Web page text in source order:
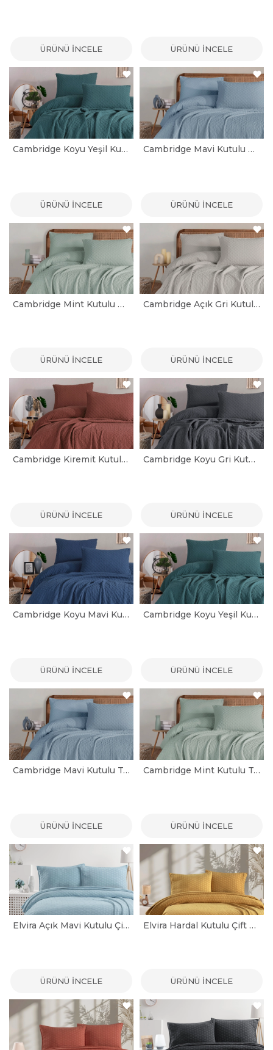
ÜRÜNÜ İNCELE ÜRÜNÜ İNCELE
Cambridge Koyu Yeşil Kutulu Çift Kişilik Yatak Örtüsü Seti
ÜRÜNÜ İNCELE
Cambridge Mavi Kutulu Çift Kişilik Yatak Örtüsü Seti
ÜRÜNÜ İNCELE
Cambridge Mint Kutulu Çift Kişilik Yatak Örtüsü Seti
ÜRÜNÜ İNCELE
Cambridge Açık Gri Kutulu Tek Kişilik Yatak Örtüsü Seti
ÜRÜNÜ İNCELE
Cambridge Kiremit Kutulu Tek Kişilik Yatak Örtüsü Seti
ÜRÜNÜ İNCELE
Cambridge Koyu Gri Kutulu Tek Kişilik Yatak Örtüsü Seti
ÜRÜNÜ İNCELE
Cambridge Koyu Mavi Kutulu Tek Kişilik Yatak Örtüsü Seti
ÜRÜNÜ İNCELE
Cambridge Koyu Yeşil Kutulu Tek Kişilik Yatak Örtüsü Seti
ÜRÜNÜ İNCELE
Cambridge Mavi Kutulu Tek Kişilik Yatak Örtüsü Seti
ÜRÜNÜ İNCELE
Cambridge Mint Kutulu Tek Kişilik Yatak Örtüsü Seti
ÜRÜNÜ İNCELE
Elvira Açık Mavi Kutulu Çift Kişilik Yatak Örtüsü Seti
ÜRÜNÜ İNCELE
Elvira Hardal Kutulu Çift Kişilik Yatak Örtüsü Seti
ÜRÜNÜ İNCELE